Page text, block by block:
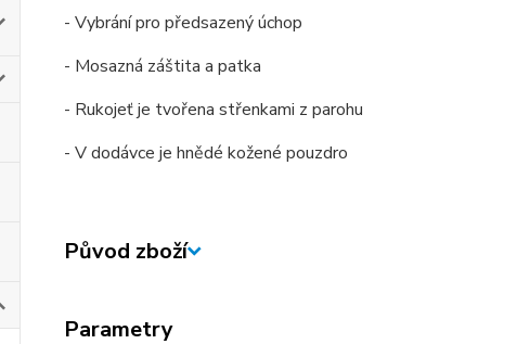
- Vybrání pro předsazený úchop
- Mosazná záštita a patka
- Rukojeť je tvořena střenkami z parohu
- V dodávce je hnědé kožené pouzdro
Původ zboží
Parametry